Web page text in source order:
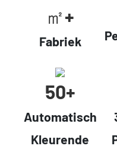
㎡+
Fabriek
50+
Automatisch
Kleurende